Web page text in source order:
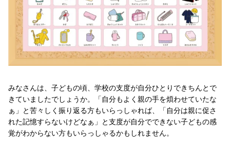
みなさんは、子どもの頃、学校の支度が自分ひとりできちんとで
きていましたでしょうか。「自分もよく親の手を煩わせていたな
ぁ」と苦々しく振り返る方もいらっしゃれば、「自分は親に促さ
れた記憶すらないけどなぁ」と支度が自分でできない子どもの感
覚がわからない方もいらっしゃるかもしれません。